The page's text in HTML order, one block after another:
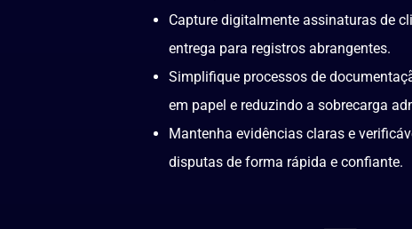
Capture digitalmente assinaturas de
entrega para registros abrangentes.
Simplifique processos de
em papel e reduzindo a sobrecarga
Mantenha evidências claras e
disputas de forma rápida e confiante.